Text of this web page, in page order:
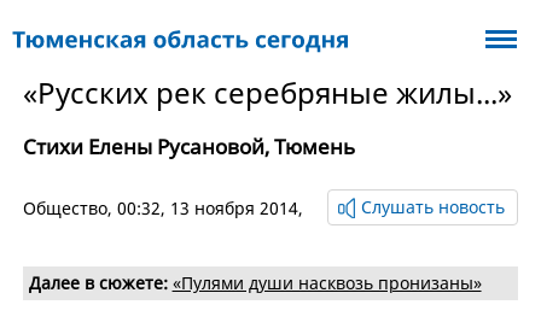
«Русских рек серебряные жилы...»
Стихи Елены Русановой, Тюмень
Общество, 00:32, 13 ноября 2014, Слушать новость
Далее в сюжете: «Пулями души насквозь пронизаны»